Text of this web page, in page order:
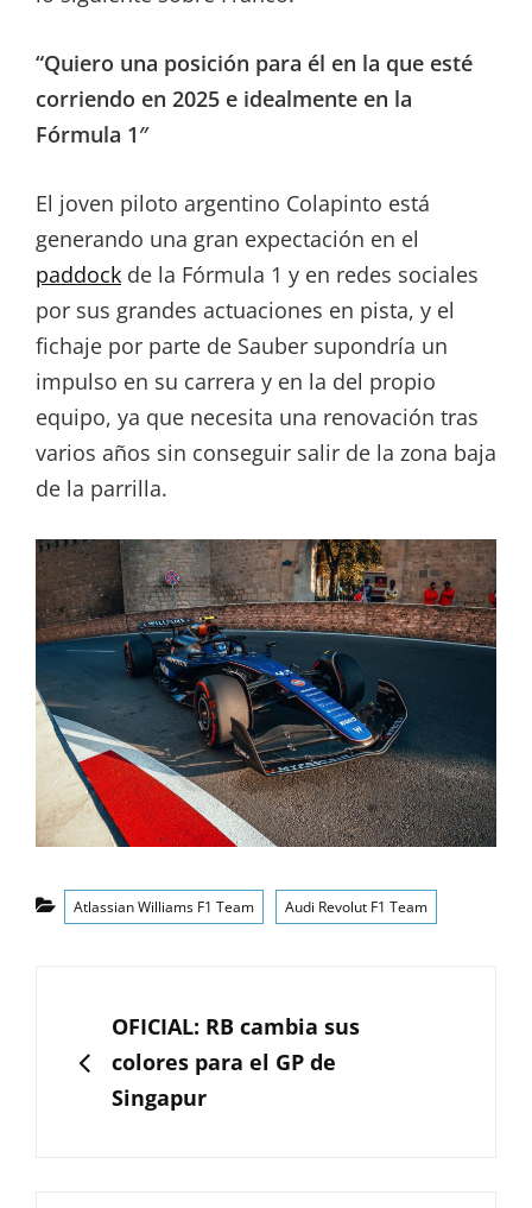
“Quiero una posición para él en la que esté
corriendo en 2025 e idealmente en la
Fórmula 1″
El joven piloto argentino Colapinto está
generando una gran expectación en el
paddock de la Fórmula 1 y en redes sociales
por sus grandes actuaciones en pista, y el
fichaje por parte de Sauber supondría un
impulso en su carrera y en la del propio
equipo, ya que necesita una renovación tras
varios años sin conseguir salir de la zona baja
de la parrilla.
Categorías
Atlassian Williams F1 Team Audi Revolut F1 Team
entradas
ANTERIOR
OFICIAL: RB cambia sus
colores para el GP de
Singapur